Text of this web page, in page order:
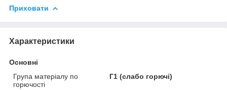
Приховати
Характеристики
Основні
Група матеріалу по
горючості
Г1 (слабо горючі)